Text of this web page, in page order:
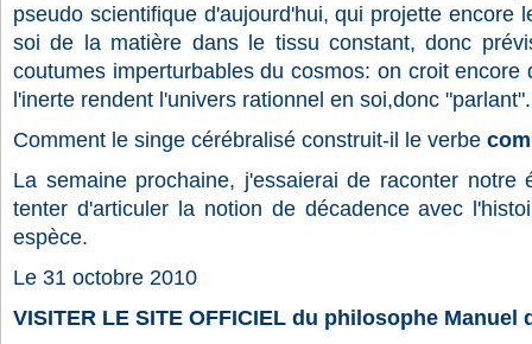
pseudo scientifique d'aujourd'hui, qui projette encore
soi de la matière dans le tissu constant, donc
coutumes imperturbables du cosmos: on croit encore
l'inerte rendent l'univers rationnel en soi,donc "parlant".
Comment le singe cérébralisé construit-il le verbe
La semaine prochaine, j'essaierai de raconter notre
tenter d'articuler la notion de décadence avec
espèce.
Le 31 octobre 2010
VISITER LE SITE OFFICIEL du philosophe Manuel